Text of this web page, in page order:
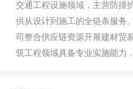
交通工程设施领域，主营防撞
供从设计到施工的全链条服务
司整合供应链资源开展建材贸
筑工程领域具备专业实施能力